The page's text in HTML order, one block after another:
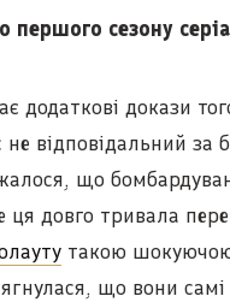
сезону
додаткові докази
відповідальний за
що
ця довго тривала
такою
що вони самі